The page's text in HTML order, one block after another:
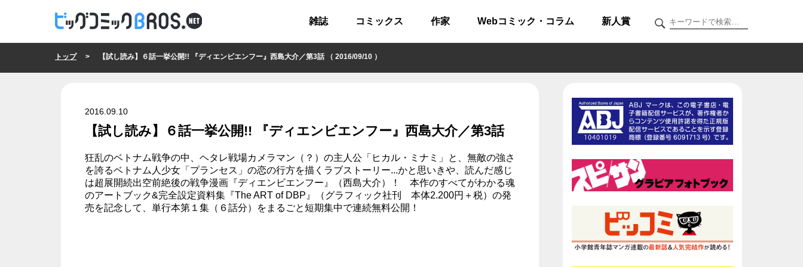
雑誌 コミックス 作家 Webコミック・コラム 新人賞
トップ> 【試し読み】６話一挙公開!! 『ディエンビエンフー』西島大介／第3話 （ 2016/09/10 ）
2016.09.10
【試し読み】６話一挙公開!! 『ディエンビエンフー』西島大介／第3話
狂乱のベトナム戦争の中、ヘタレ戦場カメラマン（？）の主人公「ヒカル・ミナミ」と、無敵の強さ
を誇るベトナム人少女「プランセス」の恋の行方を描くラブストーリー...かと思いきや、読んだ感じ
は超展開続出空前絶後の戦争漫画『ディエンビエンフー』（西島大介）！ 本作のすべてがわかる魂
のアートブック&完全設定資料集『The ART of DBP』（グラフィック社刊 本体2.200円＋税）の発
売を記念して、単行本第１集（６話分）をまるごと短期集中で連続無料公開！